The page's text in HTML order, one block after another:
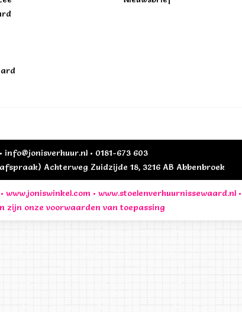
info@jonisverhuur.nl • 0181-673 603
Achterweg Zuidzijde 18, 3216 AB Abbenbroek
• www.joniswinkel.com • www.stoelenverhuurnissewaard.nl •
zijn onze voorwaarden van toepassing